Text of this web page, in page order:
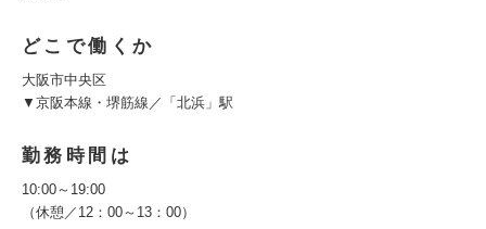
どこで働くか
大阪市中央区
▼京阪本線・堺筋線／「北浜」駅
勤務時間は
10:00～19:00
（休憩／12：00～13：00）